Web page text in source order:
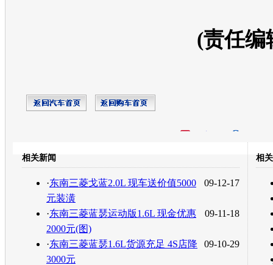
(责任编
转发至：
相关新闻
09-12-17
·东南三菱戈蓝2.0L 现车送价值5000
元装潢
09-11-18
·东南三菱蓝瑟运动版1.6L 现金优惠
2000元(图)
09-10-29
·东南三菱蓝瑟1.6L货源充足 4S店降
3000元
相